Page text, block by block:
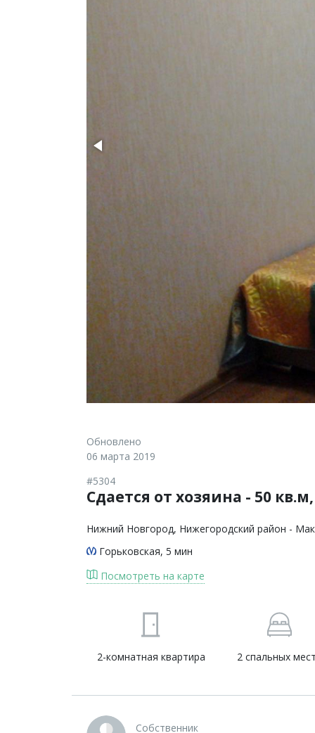
Обновлено
06 марта 2019
Сдается от хозяина - 50
#5304
Нижний Новгород, Нижегородский район -
Горьковская, 5 мин
Посмотреть на карте
2-комнатная квартира 2 спальных
Собственник